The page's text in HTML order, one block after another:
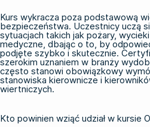
Kurs wykracza poza podstawową
bezpieczeństwa. Uczestnicy uczą
sytuacjach takich jak pożary,
medyczne, dbając o to, by
podjęte szybko i skutecznie.
szerokim uznaniem w branży
często stanowi obowiązkowy
stanowiska kierownicze i
wiertniczych.
Kto powinien wziąć udział w kursie